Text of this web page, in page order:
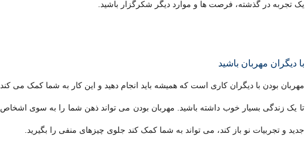
یک تجربه در گذشته، فرصت ها و موارد دیگر شکرگزار باشید.
با دیگران مهربان باشید
مهربان بودن با دیگران کاری است که همیشه باید انجام دهید و این کار به شما کمک می کند
تا یک زندگی بسیار خوب داشته باشید. مهربان بودن می تواند ذهن شما را به سوی اشخاص
جدید و تجربیات نو باز کند، می تواند به شما کمک کند جلوی چیزهای منفی را بگیرید.